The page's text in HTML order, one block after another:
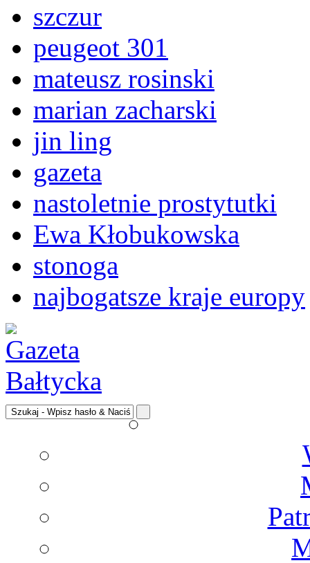
szczur
peugeot 301
mateusz rosinski
marian zacharski
jin ling
gazeta
nastoletnie prostytutki
Ewa Kłobukowska
stonoga
najbogatsze kraje europy